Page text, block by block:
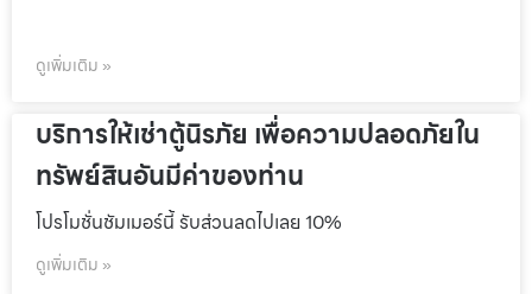
ดูเพิ่มเติม »
บริการให้เช่าตู้นิรภัย เพื่อความปลอดภัยใน
ทรัพย์สินอันมีค่าของท่าน
โปรโมชั่นชัมเมอร์นี้ รับส่วนลดไปเลย 10%
ดูเพิ่มเติม »